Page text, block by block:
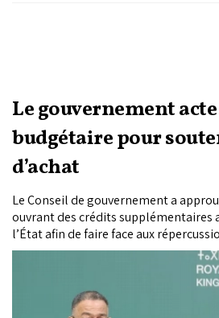
Le gouvernement
budgétaire pour
d’achat
Le Conseil de gouvernement a
ouvrant des crédits supplémentaires
l’État afin de faire face aux
Moyen-Orient, de soutenir les prix du
l’électricité, mais aussi de financer les
liées aux inondations dans le Gharb